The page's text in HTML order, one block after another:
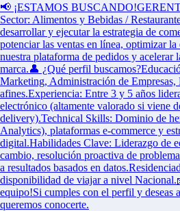
📢 ¡ESTAMOS
Sector: Alimentos y Bebidas /
desarrollar y ejecutar la estrategia de
potenciar las ventas en línea, optimizar
nuestra plataforma de pedidos y acelerar
marca.👤 ¿Qué perfil
Marketing, Administración de Empresas,
afines.Experiencia: Entre 3 y 5 años
electrónico (altamente valorado si viene
delivery).Technical Skills: Dominio de
Analytics), plataformas e-commerce y
digital.Habilidades Clave: Liderazgo de
cambio, resolución proactiva de
a resultados basados en
disponibilidad de viajar a nivel
equipo!Si cumples con el perfil y deseas
queremos conocerte.